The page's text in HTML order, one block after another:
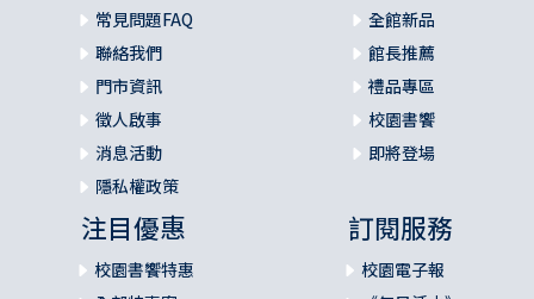
麼會這樣。這些遭受童年情感忽視的人，通常知道要怎麼給
予別人想要或是需要的東西，在大部分的社會情境當中，他
們也很清楚別人對自己的期望。但是當這些受苦的人在面對
自己的內在生活時，卻無法定義、解釋其中究竟出了什麼問
題，以及這些問題對他們造成了什麼樣的傷害。
這並不意味那些遭受童年情感忽視的成年人不會表現出
心理治療的症狀，總是偽裝成其他東西：憂鬱症、婚姻問
題、焦慮症、憤怒議題。那些遭受童年情感忽視的成人，錯
常見問題FAQ
聯絡我們
門市資訊
徵人啟事
消息活動
隱私權政策
全館新品
館長推薦
禮品專區
校園書饗
即將登場
注目優惠
校園書饗特惠
訂閱服務
校園電子報